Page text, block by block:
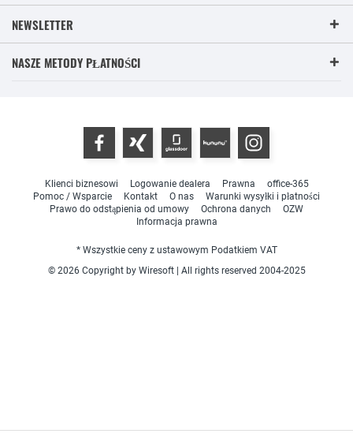
NEWSLETTER
NASZE METODY PŁATNOŚCI
Klienci biznesowi Logowanie dealera Prawna
office-365
Pomoc / Wsparcie
Kontakt O nas
Warunki wysyłki i płatności
Prawo do odstąpienia od umowy
Ochrona danych
OZW
Informacja prawna
* Wszystkie ceny z ustawowym Podatkiem VAT
© 2026 Copyright by Wiresoft | All rights reserved 2004-2025